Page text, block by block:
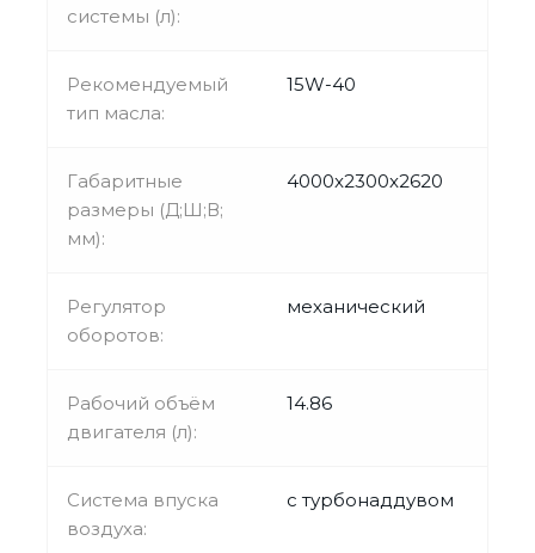
системы (л):
Рекомендуемый
тип масла:
15W-40
Габаритные
размеры (Д;Ш;В;
мм):
4000x2300x2620
Регулятор
оборотов:
механический
Рабочий объём
двигателя (л):
14.86
Система впуска
воздуха:
с турбонаддувом